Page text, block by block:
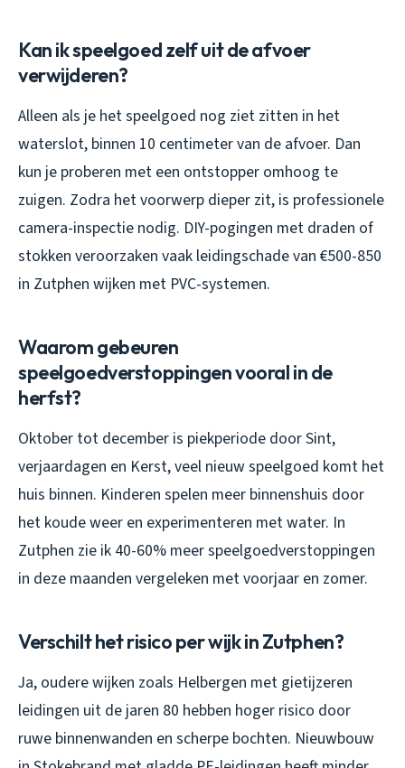
Kan ik speelgoed zelf uit de afvoer
verwijderen?
Alleen als je het speelgoed nog ziet zitten in het
waterslot, binnen 10 centimeter van de afvoer. Dan
kun je proberen met een ontstopper omhoog te
zuigen. Zodra het voorwerp dieper zit, is professionele
camera-inspectie nodig. DIY-pogingen met draden of
stokken veroorzaken vaak leidingschade van €500-850
in Zutphen wijken met PVC-systemen.
Waarom gebeuren
speelgoedverstoppingen vooral in de
herfst?
Oktober tot december is piekperiode door Sint,
verjaardagen en Kerst, veel nieuw speelgoed komt het
huis binnen. Kinderen spelen meer binnenshuis door
het koude weer en experimenteren met water. In
Zutphen zie ik 40-60% meer speelgoedverstoppingen
in deze maanden vergeleken met voorjaar en zomer.
Verschilt het risico per wijk in Zutphen?
Ja, oudere wijken zoals Helbergen met gietijzeren
leidingen uit de jaren 80 hebben hoger risico door
ruwe binnenwanden en scherpe bochten. Nieuwbouw